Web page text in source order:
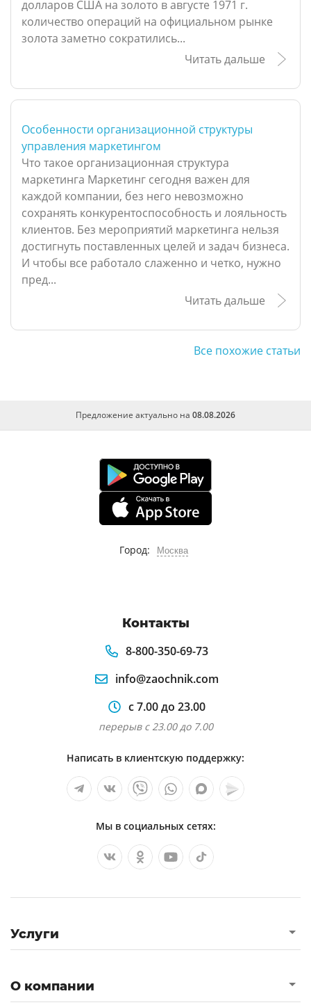
долларов США на золото в августе 1971 г.
количество операций на официальном рынке
золота заметно сократились...
Читать дальше
Особенности организационной структуры
управления маркетингом
Что такое организационная структура
маркетинга Маркетинг сегодня важен для
каждой компании, без него невозможно
сохранять конкурентоспособность и лояльность
клиентов. Без мероприятий маркетинга нельзя
достигнуть поставленных целей и задач бизнеса.
И чтобы все работало слаженно и четко, нужно
пред...
Читать дальше
Все похожие статьи
Предложение актуально на 08.08.2026
Город: Москва
Контакты
8-800-350-69-73
info@zaochnik.com
с 7.00 до 23.00
перерыв с 23.00 до 7.00
Написать в клиентскую поддержку:
Мы в социальных сетях:
Услуги
О компании